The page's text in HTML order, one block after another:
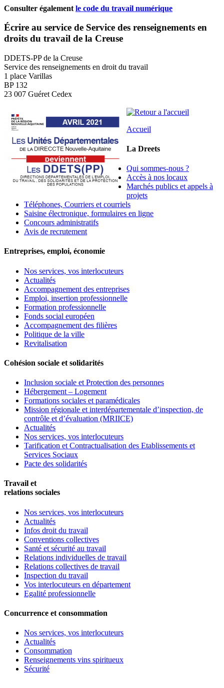
Consulter également le code du travail numérique
Écrire au service de Service des renseignements en
droits du travail de la Creuse
DDETS-PP de la Creuse
Service des renseignements en droit du travail
1 place Varillas
BP 132
23 007 Guéret Cedex
Accueil
La Dreets
Qui sommes-nous ?
Accès à nos locaux
Marchés publics et appels à
projets
Téléphones, Courriers et courriels
Saisine électronique, formulaires en ligne
Concours administratifs
Avis de recrutement
Entreprises, emploi, économie
Nos services, vos interlocuteurs
Actualités
Accompagnement des entreprises
Emploi, insertion professionnelle
Formation professionnelle
Fonds social européen
Accompagnement des filières
Politique de la ville
Revitalisation
Cohésion sociale et solidarités
Inclusion sociale et Protection des personnes
Hébergement – Logement
Formations sociales et paramédicales
Mission régionale et interdépartementale d’inspection, de
contrôle et d’évaluation (MRIICE)
Actualités
Nos services, vos interlocuteurs
Tarification et Contractualisation des Etablissements et
Services Sociaux
Pacte des solidarités
Travail et
relations sociales
Nos services, vos interlocuteurs
Actualités
Infos droit du travail
Conventions collectives
Santé et sécurité au travail
Relations individuelles de travail
Relations collectives de travail
Inspection du travail
Vos interlocuteurs en département
Egalité professionnelle
Concurrence et consommation
Nos services, vos interlocuteurs
Actualités
Consommation
Renseignements vins spiritueux
Sécurité